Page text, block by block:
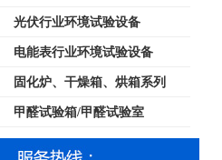
光伏行业环境试验设备
电能表行业环境试验设备
固化炉、干燥箱、烘箱系列
甲醛试验箱/甲醛试验室